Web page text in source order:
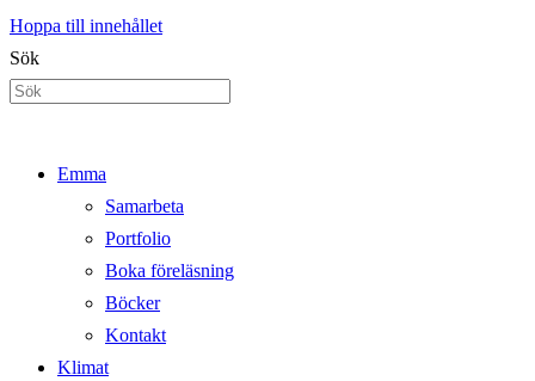
Hoppa till innehållet
Sök
Emma
Samarbeta
Portfolio
Boka föreläsning
Böcker
Kontakt
Klimat